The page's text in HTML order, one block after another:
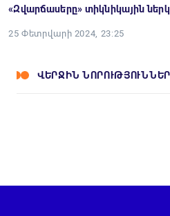
«Զվարճասերը» տիկնիկային
25 Փետրվարի 2024, 23:25
ՎԵՐՋԻՆ ՆՈՐՈՒԹՅՈՒՆՆԵՐ